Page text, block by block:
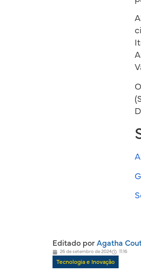
Editado por Agatha
26 de setembro de 2024 11:16
Tecnologia e Inovação